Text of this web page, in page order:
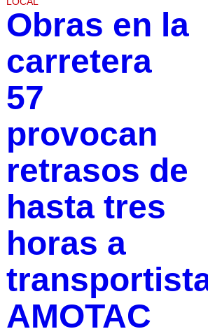
Obras en la
carretera
57
provocan
retrasos de
hasta tres
horas a
AMOTAC